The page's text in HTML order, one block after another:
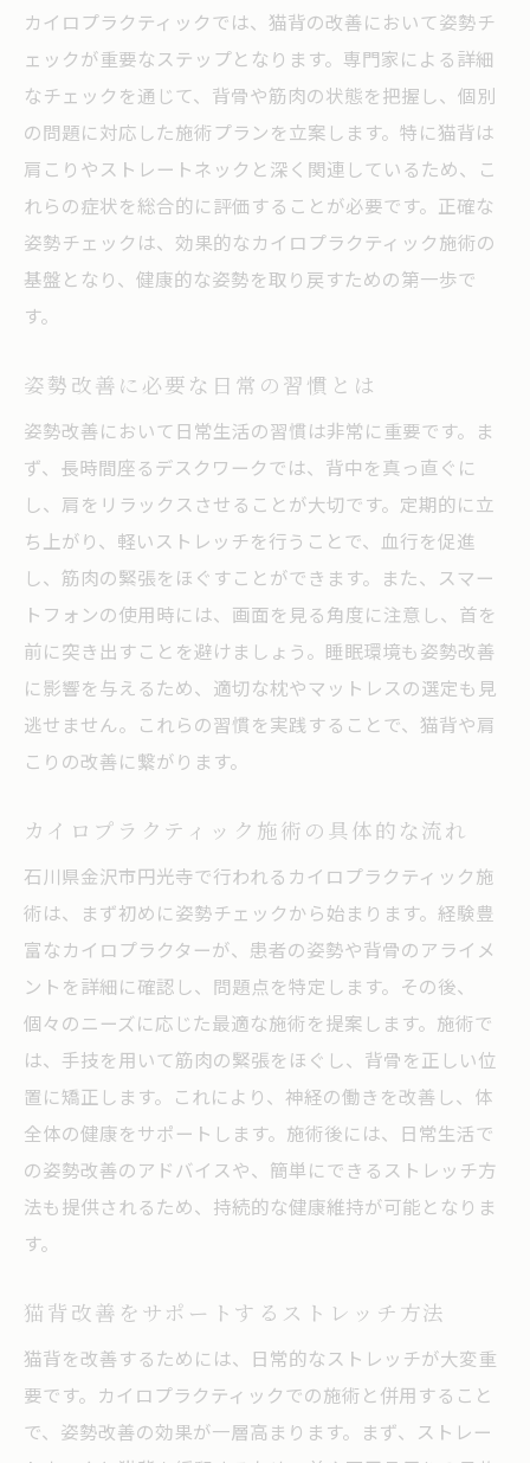
ストレートネックの症状とその健康リスク
猫背とストレートネックの共通点を知る
カイロプラクティックがストレートネック
に及ぼす効果
首の健康を守るための姿勢矯正法
施術によるストレートネックの改善事例
日常生活に取り入れたい予防策
自然療法としてのカイロプラクティックの
猫背改善に必要な姿勢の基本を学ぶ
健康的な生活を送るための姿勢維持法
カイロプラクティックによる体のバランス
調整
姿勢改善がもたらす生活の質の向上
姿勢を整えるための長期的なアプローチ
カイロプラクティックを通じて猫背解消と肩こ
り解放への第一歩
初めてのカイロプラクティック体験につい
て
カイロプラクティック施術の効果を最大化
するために
猫背と肩こりの同時改善を目指す施術法
施術後の日常生活での注意点
石川県金沢市円光寺で体験する猫背改善と健康
的な生活の秘訣
円光寺でのカイロプラクティック体験談
健康を維持するための地域密着型サービス
猫背改善に対する地域の取り組み
カイロプラクティックと地域の健康イベン
ト
カイロプラクティックでは、猫背の改善において姿勢チ
ェックが重要なステップとなります。専門家による詳細
なチェックを通じて、背骨や筋肉の状態を把握し、個別
の問題に対応した施術プランを立案します。特に猫背は
肩こりやストレートネックと深く関連しているため、こ
れらの症状を総合的に評価することが必要です。正確な
姿勢チェックは、効果的なカイロプラクティック施術の
基盤となり、健康的な姿勢を取り戻すための第一歩で
す。
姿勢改善に必要な日常の習慣とは
姿勢改善において日常生活の習慣は非常に重要です。ま
ず、長時間座るデスクワークでは、背中を真っ直ぐに
し、肩をリラックスさせることが大切です。定期的に立
ち上がり、軽いストレッチを行うことで、血行を促進
し、筋肉の緊張をほぐすことができます。また、スマー
トフォンの使用時には、画面を見る角度に注意し、首を
前に突き出すことを避けましょう。睡眠環境も姿勢改善
に影響を与えるため、適切な枕やマットレスの選定も見
逃せません。これらの習慣を実践することで、猫背や肩
こりの改善に繋がります。
カイロプラクティック施術の具体的な流れ
石川県金沢市円光寺で行われるカイロプラクティック施
術は、まず初めに姿勢チェックから始まります。経験豊
富なカイロプラクターが、患者の姿勢や背骨のアライメ
ントを詳細に確認し、問題点を特定します。その後、
個々のニーズに応じた最適な施術を提案します。施術で
は、手技を用いて筋肉の緊張をほぐし、背骨を正しい位
置に矯正します。これにより、神経の働きを改善し、体
全体の健康をサポートします。施術後には、日常生活で
の姿勢改善のアドバイスや、簡単にできるストレッチ方
法も提供されるため、持続的な健康維持が可能となりま
す。
猫背改善をサポートするストレッチ方法
猫背を改善するためには、日常的なストレッチが大変重
要です。カイロプラクティックでの施術と併用すること
で、姿勢改善の効果が一層高まります。まず、ストレー